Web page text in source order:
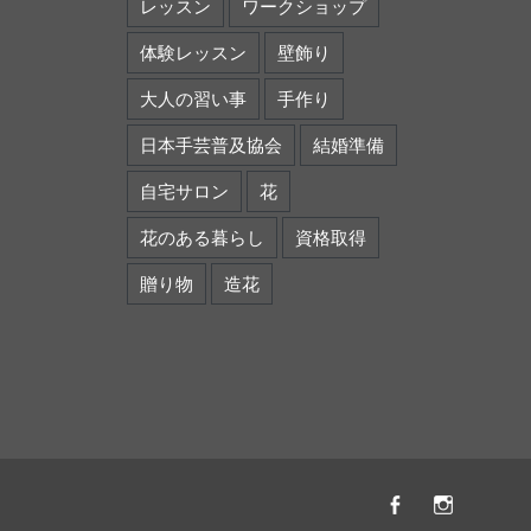
レッスン ワークショップ
体験レッスン 壁飾り
大人の習い事 手作り
日本手芸普及協会 結婚準備
自宅サロン 花
花のある暮らし 資格取得
贈り物 造花
Facebook